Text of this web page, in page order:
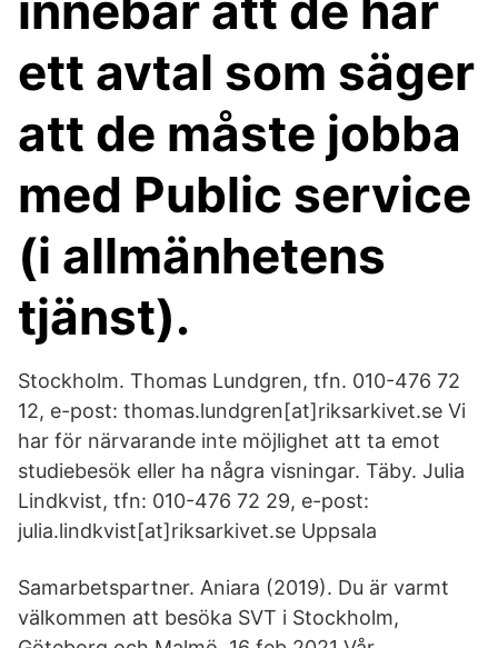
ett avtal som säger
att de måste jobba
med Public service
(i allmänhetens
tjänst).
Stockholm. Thomas Lundgren, tfn. 010-476 72
12, e-post: thomas.lundgren[at]riksarkivet.se Vi
har för närvarande inte möjlighet att ta emot
studiebesök eller ha några visningar. Täby. Julia
Lindkvist, tfn: 010-476 72 29, e-post:
julia.lindkvist[at]riksarkivet.se Uppsala
Samarbetspartner. Aniara (2019). Du är varmt
välkommen att besöka SVT i Stockholm,